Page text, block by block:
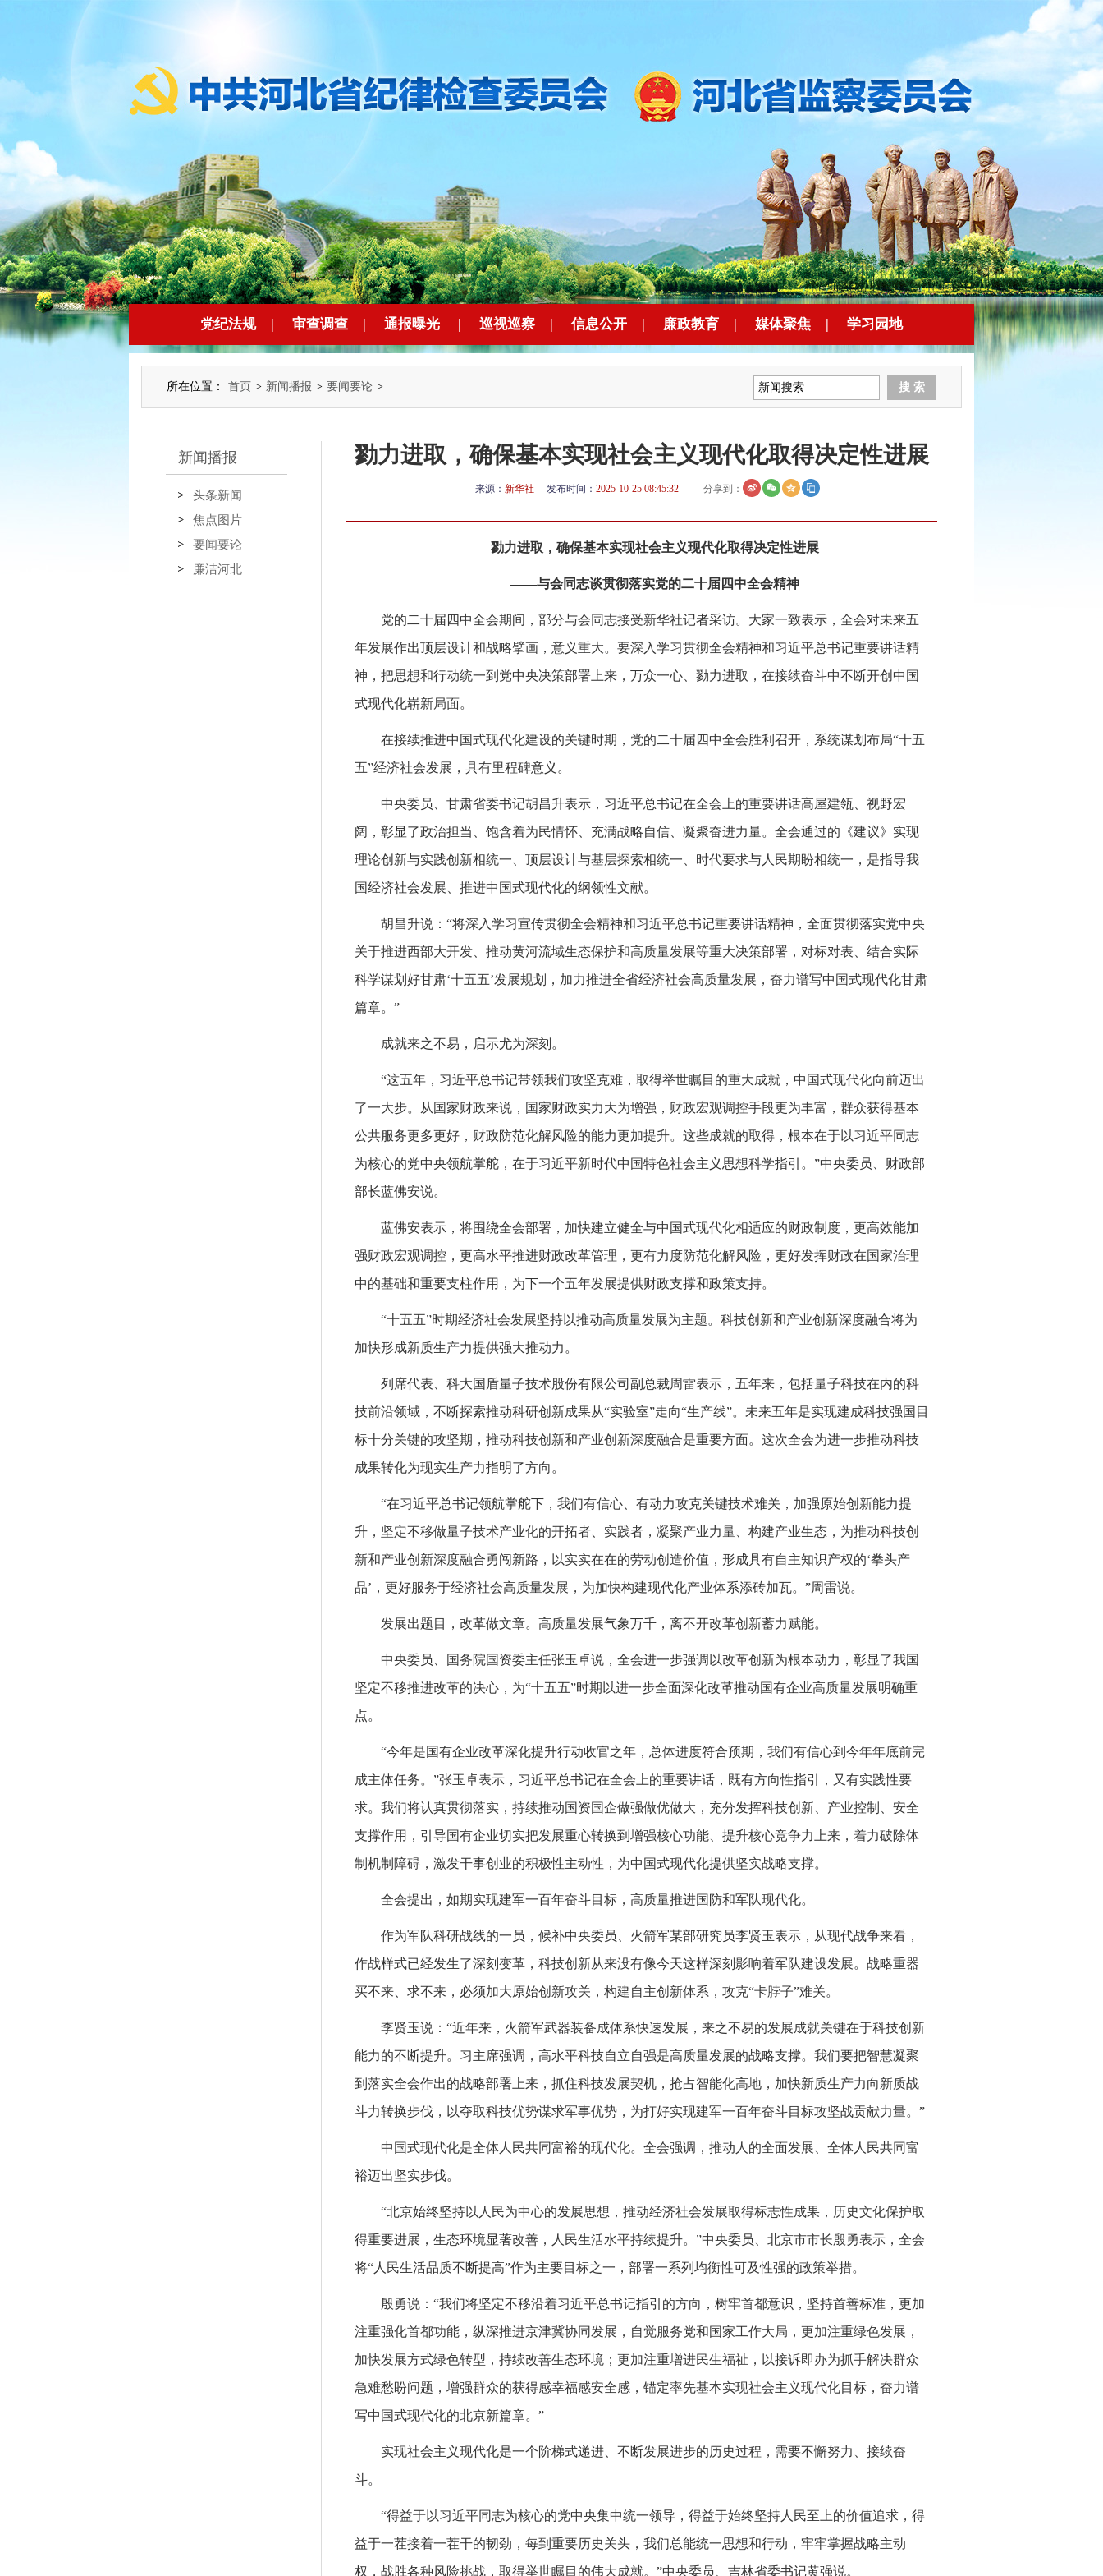
党纪法规 | 审查调查 | 通报曝光 | 巡视巡察 | 信息公开 | 廉政教育 | 媒体聚焦 | 学习园地
所在位置： 首页 > 新闻播报 > 要闻要论 >
新闻播报
头条新闻
焦点图片
要闻要论
廉洁河北
勠力进取，确保基本实现社会主义现代化取得决定性进展
来源： 新华社 发布时间： 2025-10-25 08:45:32 分享到：
勠力进取，确保基本实现社会主义现代化取得决定性进展
——与会同志谈贯彻落实党的二十届四中全会精神
党的二十届四中全会期间，部分与会同志接受新华社记者采访。大家一致表示，全会对未来五
年发展作出顶层设计和战略擘画，意义重大。要深入学习贯彻全会精神和习近平总书记重要讲话精
神，把思想和行动统一到党中央决策部署上来，万众一心、勠力进取，在接续奋斗中不断开创中国
式现代化崭新局面。
在接续推进中国式现代化建设的关键时期，党的二十届四中全会胜利召开，系统谋划布局“十五
五”经济社会发展，具有里程碑意义。
中央委员、甘肃省委书记胡昌升表示，习近平总书记在全会上的重要讲话高屋建瓴、视野宏
阔，彰显了政治担当、饱含着为民情怀、充满战略自信、凝聚奋进力量。全会通过的《建议》实现
理论创新与实践创新相统一、顶层设计与基层探索相统一、时代要求与人民期盼相统一，是指导我
国经济社会发展、推进中国式现代化的纲领性文献。
胡昌升说：“将深入学习宣传贯彻全会精神和习近平总书记重要讲话精神，全面贯彻落实党中央
关于推进西部大开发、推动黄河流域生态保护和高质量发展等重大决策部署，对标对表、结合实际
科学谋划好甘肃‘十五五’发展规划，加力推进全省经济社会高质量发展，奋力谱写中国式现代化甘肃
篇章。”
成就来之不易，启示尤为深刻。
“这五年，习近平总书记带领我们攻坚克难，取得举世瞩目的重大成就，中国式现代化向前迈出
了一大步。从国家财政来说，国家财政实力大为增强，财政宏观调控手段更为丰富，群众获得基本
公共服务更多更好，财政防范化解风险的能力更加提升。这些成就的取得，根本在于以习近平同志
为核心的党中央领航掌舵，在于习近平新时代中国特色社会主义思想科学指引。”中央委员、财政部
部长蓝佛安说。
蓝佛安表示，将围绕全会部署，加快建立健全与中国式现代化相适应的财政制度，更高效能加
强财政宏观调控，更高水平推进财政改革管理，更有力度防范化解风险，更好发挥财政在国家治理
中的基础和重要支柱作用，为下一个五年发展提供财政支撑和政策支持。
“十五五”时期经济社会发展坚持以推动高质量发展为主题。科技创新和产业创新深度融合将为
加快形成新质生产力提供强大推动力。
列席代表、科大国盾量子技术股份有限公司副总裁周雷表示，五年来，包括量子科技在内的科
技前沿领域，不断探索推动科研创新成果从“实验室”走向“生产线”。未来五年是实现建成科技强国目
标十分关键的攻坚期，推动科技创新和产业创新深度融合是重要方面。这次全会为进一步推动科技
成果转化为现实生产力指明了方向。
“在习近平总书记领航掌舵下，我们有信心、有动力攻克关键技术难关，加强原始创新能力提
升，坚定不移做量子技术产业化的开拓者、实践者，凝聚产业力量、构建产业生态，为推动科技创
新和产业创新深度融合勇闯新路，以实实在在的劳动创造价值，形成具有自主知识产权的‘拳头产
品’，更好服务于经济社会高质量发展，为加快构建现代化产业体系添砖加瓦。”周雷说。
发展出题目，改革做文章。高质量发展气象万千，离不开改革创新蓄力赋能。
中央委员、国务院国资委主任张玉卓说，全会进一步强调以改革创新为根本动力，彰显了我国
坚定不移推进改革的决心，为“十五五”时期以进一步全面深化改革推动国有企业高质量发展明确重
点。
“今年是国有企业改革深化提升行动收官之年，总体进度符合预期，我们有信心到今年年底前完
成主体任务。”张玉卓表示，习近平总书记在全会上的重要讲话，既有方向性指引，又有实践性要
求。我们将认真贯彻落实，持续推动国资国企做强做优做大，充分发挥科技创新、产业控制、安全
支撑作用，引导国有企业切实把发展重心转换到增强核心功能、提升核心竞争力上来，着力破除体
制机制障碍，激发干事创业的积极性主动性，为中国式现代化提供坚实战略支撑。
全会提出，如期实现建军一百年奋斗目标，高质量推进国防和军队现代化。
作为军队科研战线的一员，候补中央委员、火箭军某部研究员李贤玉表示，从现代战争来看，
作战样式已经发生了深刻变革，科技创新从来没有像今天这样深刻影响着军队建设发展。战略重器
买不来、求不来，必须加大原始创新攻关，构建自主创新体系，攻克“卡脖子”难关。
李贤玉说：“近年来，火箭军武器装备成体系快速发展，来之不易的发展成就关键在于科技创新
能力的不断提升。习主席强调，高水平科技自立自强是高质量发展的战略支撑。我们要把智慧凝聚
到落实全会作出的战略部署上来，抓住科技发展契机，抢占智能化高地，加快新质生产力向新质战
斗力转换步伐，以夺取科技优势谋求军事优势，为打好实现建军一百年奋斗目标攻坚战贡献力量。”
中国式现代化是全体人民共同富裕的现代化。全会强调，推动人的全面发展、全体人民共同富
裕迈出坚实步伐。
“北京始终坚持以人民为中心的发展思想，推动经济社会发展取得标志性成果，历史文化保护取
得重要进展，生态环境显著改善，人民生活水平持续提升。”中央委员、北京市市长殷勇表示，全会
将“人民生活品质不断提高”作为主要目标之一，部署一系列均衡性可及性强的政策举措。
殷勇说：“我们将坚定不移沿着习近平总书记指引的方向，树牢首都意识，坚持首善标准，更加
注重强化首都功能，纵深推进京津冀协同发展，自觉服务党和国家工作大局，更加注重绿色发展，
加快发展方式绿色转型，持续改善生态环境；更加注重增进民生福祉，以接诉即办为抓手解决群众
急难愁盼问题，增强群众的获得感幸福感安全感，锚定率先基本实现社会主义现代化目标，奋力谱
写中国式现代化的北京新篇章。”
实现社会主义现代化是一个阶梯式递进、不断发展进步的历史过程，需要不懈努力、接续奋
斗。
“得益于以习近平同志为核心的党中央集中统一领导，得益于始终坚持人民至上的价值追求，得
益于一茬接着一茬干的韧劲，每到重要历史关头，我们总能统一思想和行动，牢牢掌握战略主动
权，战胜各种风险挑战，取得举世瞩目的伟大成就。”中央委员、吉林省委书记黄强说。